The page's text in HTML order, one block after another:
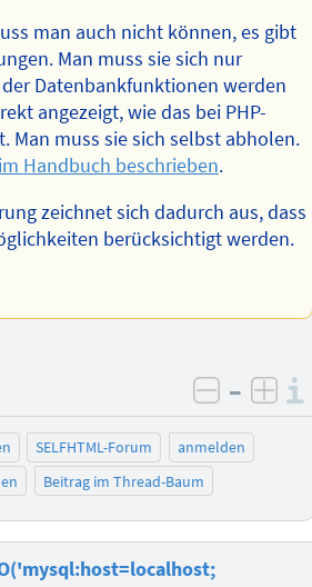
man auch nicht können, es gibt
Man muss sie sich nur
Datenbankfunktionen werden
angezeigt, wie das bei PHP-
Man muss sie sich selbst abholen.
Handbuch beschrieben.
zeichnet sich dadurch aus, dass
berücksichtigt werden.
negativ
–
SELFHTML-Forum
anmelden
Beitrag im Thread-Baum